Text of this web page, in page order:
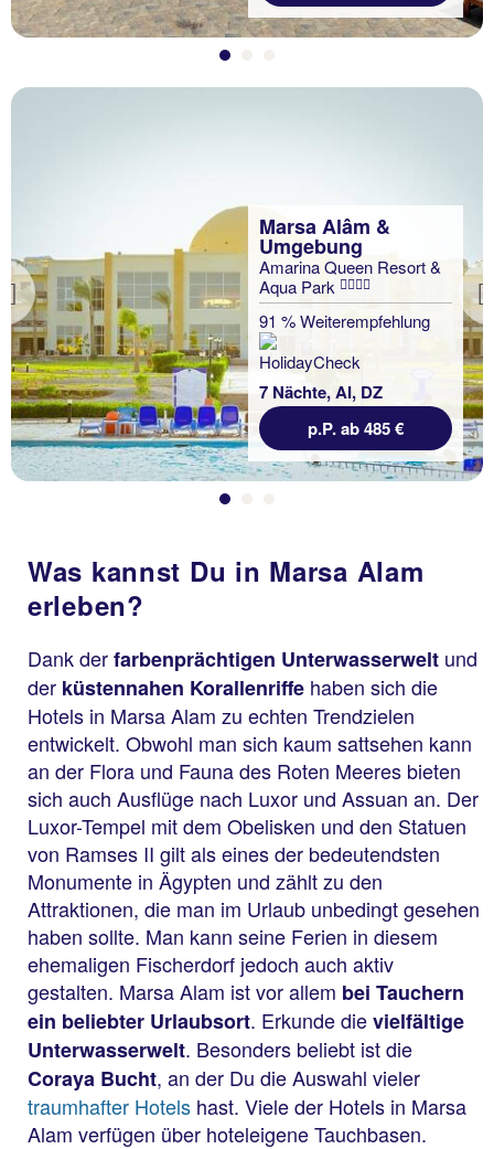
Previous
Marsa Alâm &
Umgebung
Amarina Queen Resort &
Aqua Park
91 % Weiterempfehlung
7 Nächte, AI, DZ
p.P. ab 485 €
Was kannst Du in Marsa Alam
erleben?
Dank derfarbenprächtigen Unterwasserwelt und
der küstennahen Korallenriffe haben sich die
Hotels in Marsa Alam zu echten Trendzielen
entwickelt. Obwohl man sich kaum sattsehen kann
an der Flora und Fauna des Roten Meeres bieten
sich auch Ausflüge nach Luxor und Assuan an. Der
Luxor-Tempel mit dem Obelisken und den Statuen
von Ramses II gilt als eines der bedeutendsten
Monumente in Ägypten und zählt zu den
Attraktionen, die man im Urlaub unbedingt gesehen
haben sollte. Man kann seine Ferien in diesem
ehemaligen Fischerdorf jedoch auch aktiv
gestalten. Marsa Alam ist vor allem bei Tauchern
ein beliebter Urlaubsort. Erkunde dievielfältige
Unterwasserwelt. Besonders beliebt ist die
Coraya Bucht, an der Du die Auswahl vieler
traumhafter Hotels hast. Viele der Hotels in Marsa
Alam verfügen über hoteleigene Tauchbasen.